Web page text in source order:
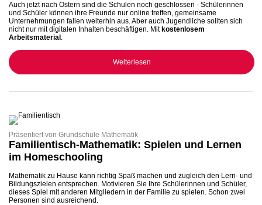
Auch jetzt nach Ostern sind die Schulen noch geschlossen - Schülerinnen
und Schüler können ihre Freunde nur online treffen, gemeinsame
Unternehmungen fallen weiterhin aus. Aber auch Jugendliche sollten sich
nicht nur mit digitalen Inhalten beschäftigen. Mitkostenlosem
Arbeitsmaterial .
Weiterlesen
Präsentiert von Grundschule Mathematik
Familientisch-Mathematik: Spielen und Lernen
im Homeschooling
Mathematik zu Hause kann richtig Spaß machen und zugleich den Lern- und
Bildungszielen entsprechen. Motivieren Sie Ihre Schülerinnen und Schüler,
dieses Spiel mit anderen Mitgliedern in der Familie zu spielen. Schon zwei
Personen sind ausreichend.